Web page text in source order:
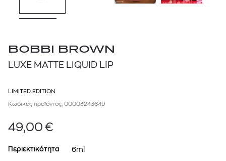
BOBBI BROWN
LUXE MATTE LIQUID LIP
LIMITED EDITION
Κωδικός προϊόντος: 00003243649
49,00 €
Περιεκτικότητα 6ml